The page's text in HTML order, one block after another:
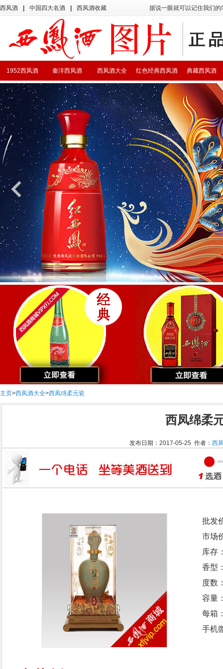
西凤酒 中国四大名酒 西凤酒收藏 据说一眼就可以记住我们
典藏西凤酒
红色经典西凤酒
西凤酒大全
秦沣西凤酒
1952西凤酒
主页>西凤酒大全>西凤绵柔元瓷
西凤绵柔
发布日期：2017-05-25 作者： 西
批发
市场
库存
香型
度数
容量
每箱
手机